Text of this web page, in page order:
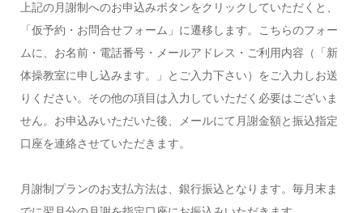
上記の月謝制へのお申込みボタンをクリックしていただくと、
「仮予約・お問合せフォーム」に遷移します。こちらのフォー
ムに、お名前・電話番号・メールアドレス・ご利用内容（「新
体操教室に申し込みます。」とご入力下さい）をご入力しお送
りください。その他の項目は入力していただく必要はございま
せん。お申込みいただいた後、メールにて月謝金額と振込指定
口座を連絡させていただきます。
月謝制プランのお支払方法は、銀行振込となります。毎月末ま